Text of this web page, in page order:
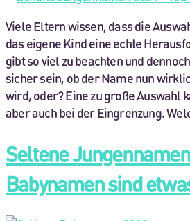
Viele Eltern wissen, dass die
das eigene Kind eine echte
gibt so viel zu beachten und
sicher sein, ob der Name nun
wird, oder? Eine zu große Auswahl
aber auch bei der Eingrenzung.
Seltene
Babynamen sind